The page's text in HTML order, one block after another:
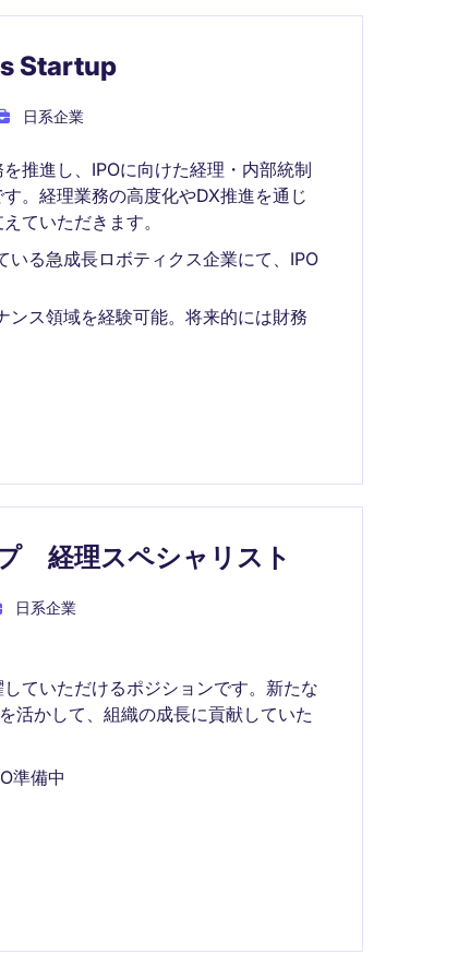
Startup
日系企業
推進し、IPOに向けた経理・内部統制
。経理業務の高度化やDX推進を通じ
ていただきます。
いる急成長ロボティクス企業にて、IPO
ンス領域を経験可能。将来的には財務
経理スペシャリスト
日系企業
ていただけるポジションです。新たな
活かして、組織の成長に貢献していた
準備中